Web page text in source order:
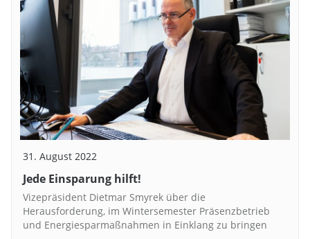
31. August 2022
Jede Einsparung hilft!
Vizepräsident Dietmar Smyrek über die
Herausforderung, im Wintersemester Präsenzbetrieb
und Energiesparmaßnahmen in Einklang zu bringen